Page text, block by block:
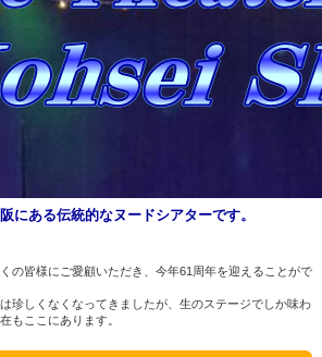
にある伝統的なヌードシアターです。
の皆様にご愛顧いただき、今年61周年を迎えることがで
珍しくなくなってきましたが、生のステージでしか味わ
もここにあります。